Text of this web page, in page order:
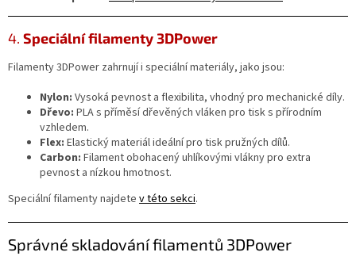
4. Speciální filamenty 3DPower
Filamenty 3DPower zahrnují i speciální materiály, jako jsou:
Nylon: Vysoká pevnost a flexibilita, vhodný pro mechanické díly.
Dřevo: PLA s příměsí dřevěných vláken pro tisk s přírodním
vzhledem.
Flex: Elastický materiál ideální pro tisk pružných dílů.
Carbon: Filament obohacený uhlíkovými vlákny pro extra
pevnost a nízkou hmotnost.
Speciální filamenty najdete vtéto sekci.
Správné skladování filamentů 3DPower